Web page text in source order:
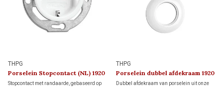
THPG
Porselein Stopcontact (NL) 1920
Stopcontact met randaarde, gebaseerd op
THPG
Porselein dubbel afdekraam 1920
Dubbel afdekraam van porselein uit onze